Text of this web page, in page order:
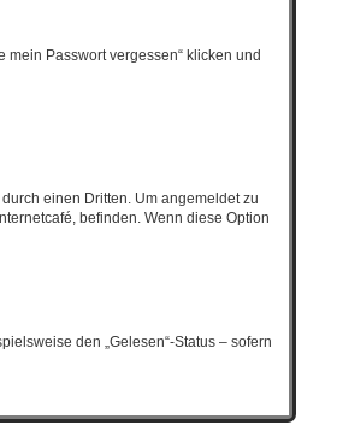
Passwort vergessen“ klicken und
einen Dritten. Um angemeldet zu
befinden. Wenn diese Option
den „Gelesen“-Status – sofern